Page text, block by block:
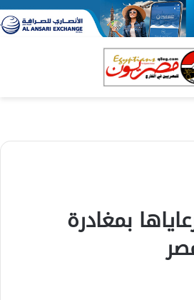
بمغادرة